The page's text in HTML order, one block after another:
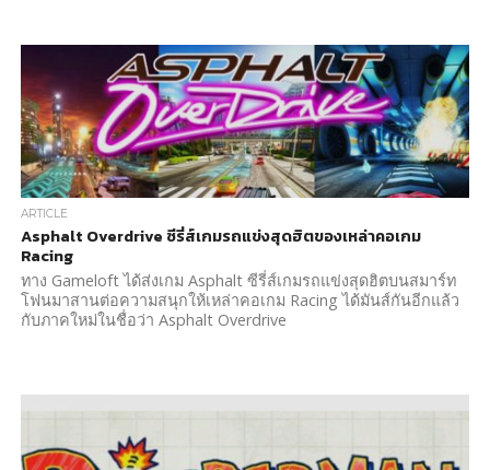
ARTICLE
Asphalt Overdrive ซีรี่ส์เกมรถแข่งสุดฮิตของเหล่าคอเกม
Racing
ทาง Gameloft ได้ส่งเกม Asphalt ซีรี่ส์เกมรถแข่งสุดฮิตบนสมาร์ท
โฟนมาสานต่อความสนุกให้เหล่าคอเกม Racing ได้มันส์กันอีกแล้ว
กับภาคใหม่ในชื่อว่า Asphalt Overdrive